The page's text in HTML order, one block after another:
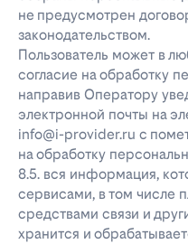
не предусмотрен
законодательством.
Пользователь может в
согласие на обработку
направив Оператору
электронной почты на
info@i-provider.ru с
на обработку
8.5. вся информация,
сервисами, в том числе
средствами связи и
хранится и